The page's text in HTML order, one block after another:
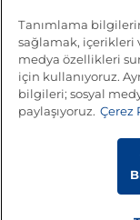
Tanımlama
sağlamak, içerikleri
medya özellikleri
için kullanıyoruz.
bilgileri; sosyal
paylaşıyoruz. Çerez